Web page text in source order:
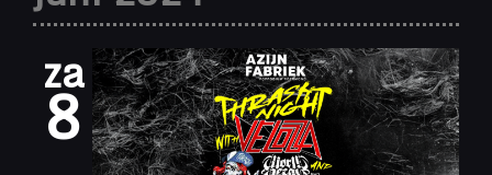
datum.
za
8